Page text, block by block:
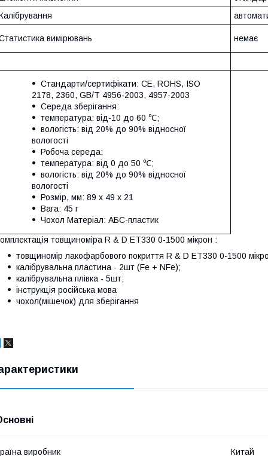
вимірювань немає
Стандарти/сертифікати: CE, ROHS, ISO
2178, 2360, GB/T 4956-2003, 4957-2003
Середа зберігання:
температура: від-10 до 60 ℃;
вологість: від 20% до 90% відносної
вологості
Робоча середа:
температура: від 0 до 50 ℃;
вологість: від 20% до 90% відносної
вологості
Розмір, мм: 89 х 49 х 21
Вага: 45 г
Чохол Матеріал: АБС-пластик
товщиноміра R & D ET330 0-1500 мікрон :
товщиномір лакофарбового покриття R & D ET330 0-1500
калібрувальна пластина - 2шт (Fe + NFe);
калібрувальна плівка - 5шт;
інструкція російська мова
чохол(мішечок) для зберігання
виробник Китай